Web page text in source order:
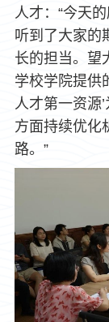
人才：“今天
听到了大家的
长的担当。望
学校学院提供
人才第一资源
方面持续优化
路。”